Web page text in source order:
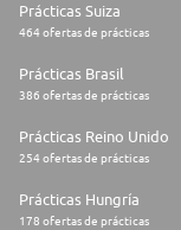
Prácticas Suiza
464 ofertas de prácticas
Prácticas Brasil
386 ofertas de prácticas
Prácticas Reino Unido
254 ofertas de prácticas
Prácticas Hungría
178 ofertas de prácticas